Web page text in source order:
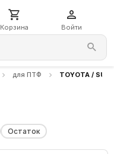
Корзина Войти
для ПТФ TOYOTA /
Остаток